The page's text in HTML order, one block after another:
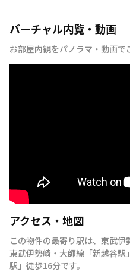
バーチャル内覧・動画
お部屋内観をパノラマ・動画で
アクセス・地図
この物件の最寄り駅は、 東武伊
東武伊勢崎・大師線 「新越谷駅 」
駅 」 徒歩16分です。